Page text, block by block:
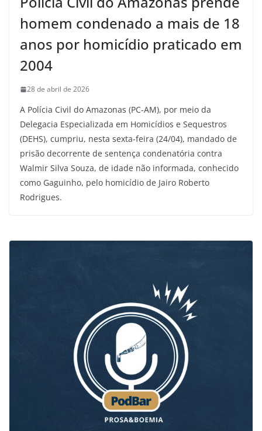
homem condenado a mais de 18
anos por homicídio praticado em
2004
28 de abril de 2026
A Polícia Civil do Amazonas (PC-AM), por meio da
Delegacia Especializada em Homicídios e Sequestros
(DEHS), cumpriu, nesta sexta-feira (24/04), mandado de
prisão decorrente de sentença condenatória contra
Walmir Silva Souza, de idade não informada, conhecido
como Gaguinho, pelo homicídio de Jairo Roberto
Rodrigues.